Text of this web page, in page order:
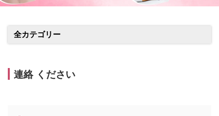
全カテゴリー
連絡 ください